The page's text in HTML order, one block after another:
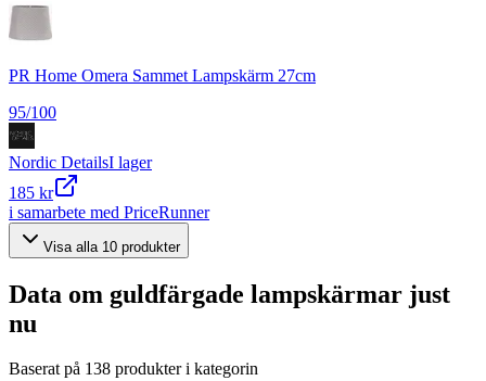
PR Home Omera Sammet Lampskärm 27cm
95/100
Nordic DetailsI lager
185 kr
i samarbete med PriceRunner
Visa alla 10 produkter
Data om guldfärgade lampskärmar just
nu
Baserat på 138 produkter i kategorin